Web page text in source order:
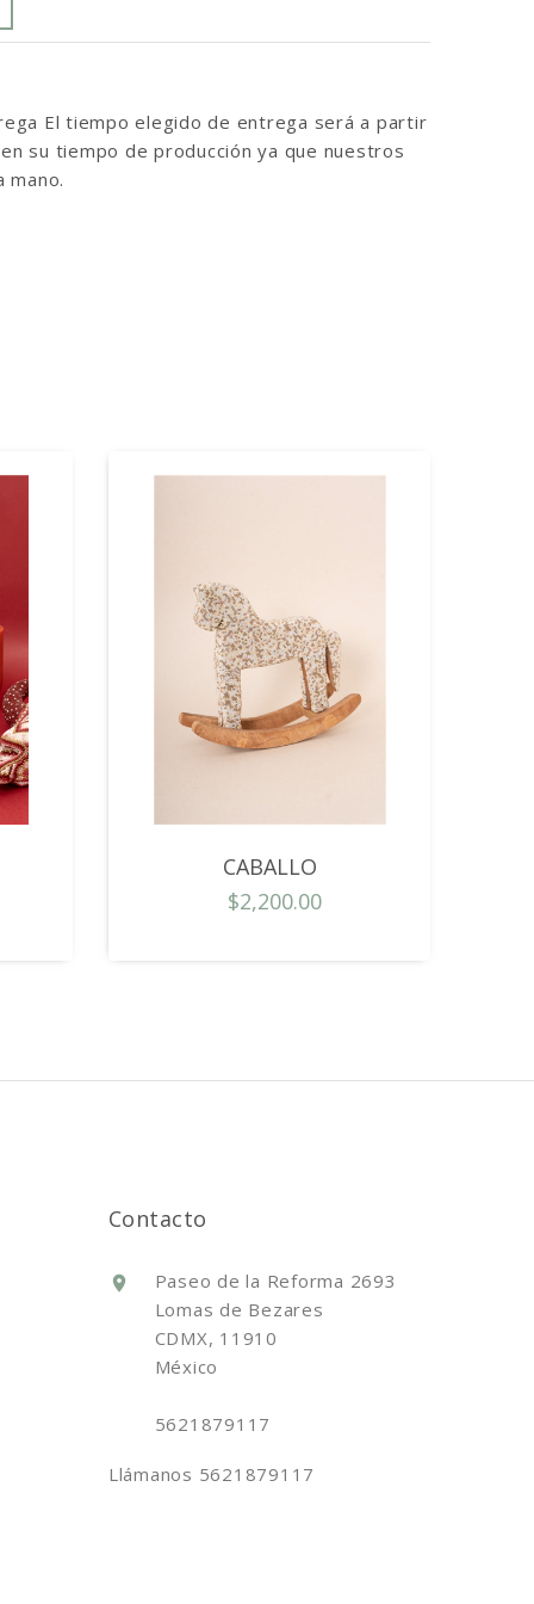
El tiempo elegido de entrega será a partir
su tiempo de producción ya que nuestros
mano.
CABALLO
$2,200.00
Contacto
Paseo de la Reforma 2693
Lomas de Bezares
CDMX, 11910
México
5621879117
Llámanos 5621879117